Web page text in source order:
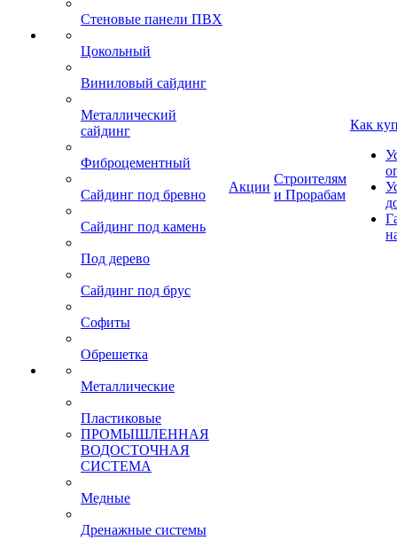
Стеновые панели ПВХ
Цокольный
Виниловый сайдинг
Металлический
сайдинг
Фиброцементный
Сайдинг под бревно
Сайдинг под камень
Под дерево
Сайдинг под брус
Софиты
Обрешетка
Металлические
Пластиковые
ПРОМЫШЛЕННАЯ
ВОДОСТОЧНАЯ
СИСТЕМА
Медные
Дренажные системы
Акции
Строителям
и Прорабам
Как